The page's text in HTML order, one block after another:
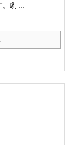
。劇 ...